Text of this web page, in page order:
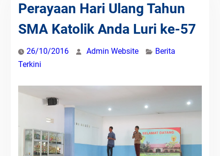
Perayaan Hari Ulang Tahun
SMA Katolik Anda Luri ke-57
26/10/2016 Admin Website
Berita
Terkini